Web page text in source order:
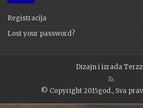
Registracija
Lost your password?
Dizajn i izrada
© Copyright 2015god., Sva